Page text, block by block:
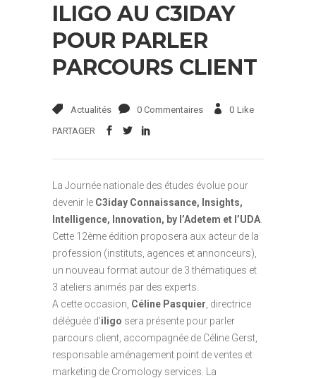
ILIGO AU C3IDAY
POUR PARLER
PARCOURS CLIENT
Actualités 0 Commentaires 0 Like
PARTAGER
La Journée nationale des études évolue pour
devenir le C3iday Connaissance, Insights,
Intelligence, Innovation, by l’Adetem et l’UDA
Cette 12ème édition proposera aux acteur de la
profession (instituts, agences et annonceurs),
un nouveau format autour de 3 thématiques et
3 ateliers animés par des experts.
A cette occasion, Céline Pasquier , directrice
déléguée d’iligo sera présente pour parler
parcours client, accompagnée de Céline Gerst,
responsable aménagement point de ventes et
marketing de Cromology services. La